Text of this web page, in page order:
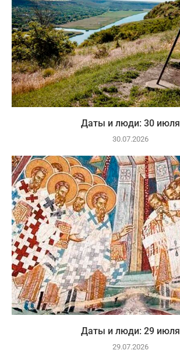
Даты и люди: 30 июля
30.07.2026
Даты и люди: 29 июля
29.07.2026